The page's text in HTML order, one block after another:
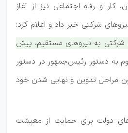
کار و رفاه اجتماعی نیز از آغاز
شرکتی خبر داد و اعلام کرد:
شرکتی به نیرو‌های مستقیم، پیش
به دستور رئیس‌جمهور در دستور
مراحل تدوین و نهایی شدن خود
دولت برای حمایت از معیشت